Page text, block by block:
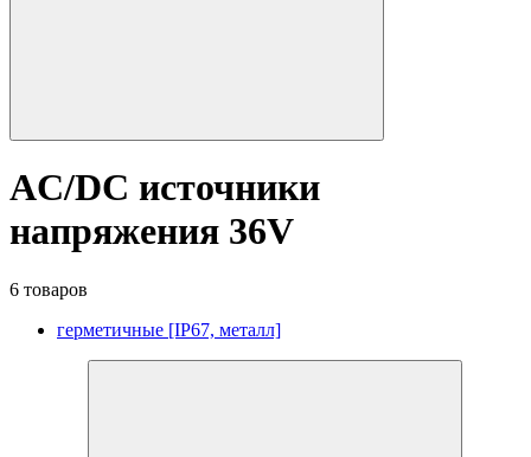
AC/DC источники
напряжения 36V
6 товаров
герметичные [IP67, металл]